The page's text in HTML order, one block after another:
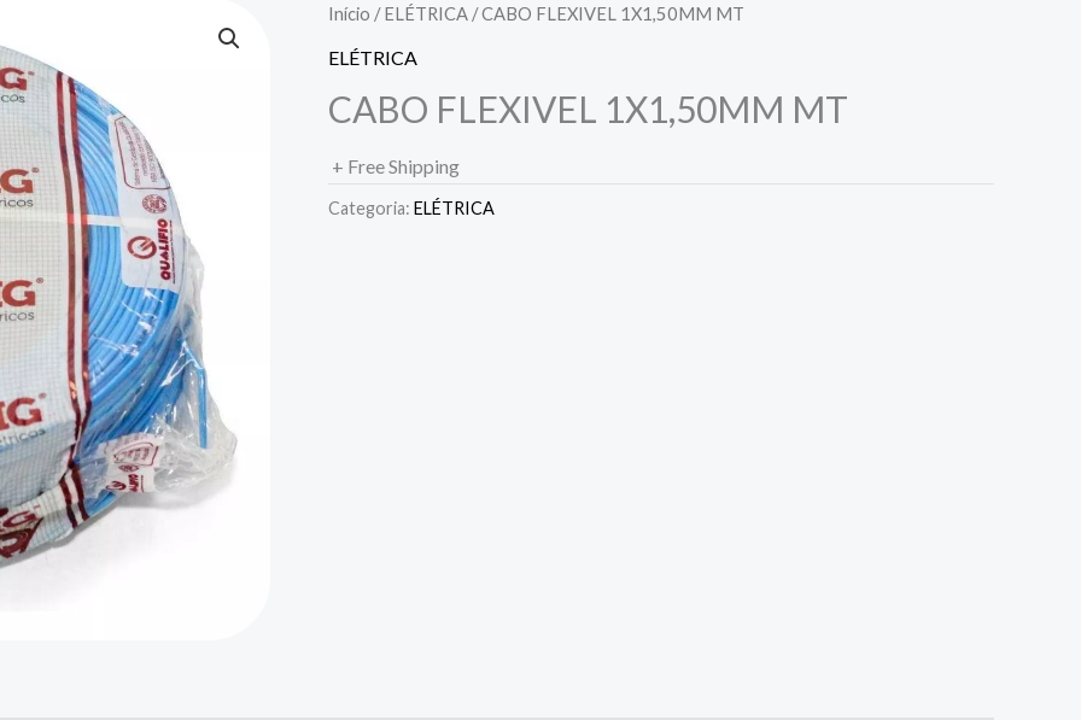
Início /ELÉTRICA / CABO FLEXIVEL 1X1,50MM MT
ELÉTRICA
CABO FLEXIVEL 1X1,50MM MT
+ Free Shipping
Categoria: ELÉTRICA